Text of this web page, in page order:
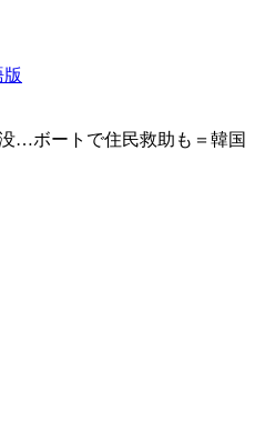
…ボートで住民救助も＝韓国